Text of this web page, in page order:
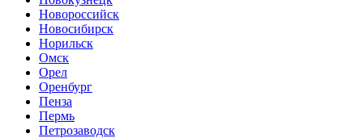
Новороссийск
Новосибирск
Норильск
Омск
Орел
Оренбург
Пенза
Пермь
Петрозаводск